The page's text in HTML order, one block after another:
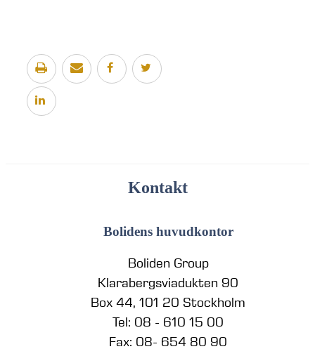
Kontakt
Bolidens huvudkontor
Boliden Group
Klarabergsviadukten 90
Box 44, 101 20 Stockholm
Tel: 08 - 610 15 00
Fax: 08- 654 80 90